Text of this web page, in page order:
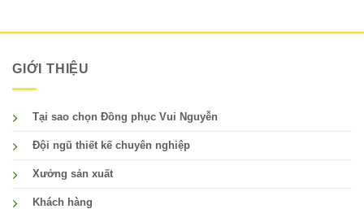
GIỚI THIỆU
Tại sao chọn Đồng phục Vui Nguyễn
Đội ngũ thiết kế chuyên nghiệp
Xưởng sản xuất
Khách hàng